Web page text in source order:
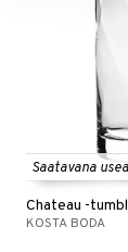
Saatavana
Chateau -
KOSTA BODA